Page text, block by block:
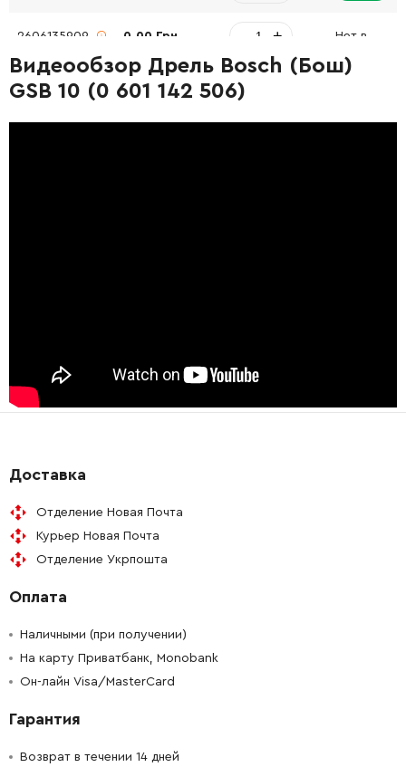
2606135909 0.00 Грн +
2910611006 45.70 Грн -
Видеообзор Дрель Bosch (Бош)
GSB 10 (0 601 142 506)
Доставка
Отделение Новая Почта
Курьер Новая Почта
Отделение Укрпошта
Оплата
Наличными (при получении)
На карту Приватбанк, Monobank
Он-лайн Visa/MasterCard
Гарантия
Возврат в течении 14 дней